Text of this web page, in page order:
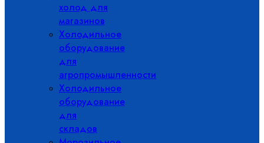
холод для
магазинов
Холодильное
оборудование
для
агропромышленности
Холодильное
оборудование
для
складов